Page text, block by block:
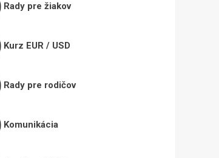
Rady pre žiakov
Kurz EUR / USD
Rady pre rodičov
Komunikácia